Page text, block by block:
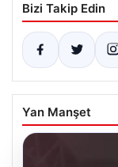
Bizi Takip Edin
Yan Manşet